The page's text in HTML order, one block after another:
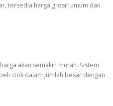
tersedia harga grosir umum dan
akan semakin murah. Sistem
stok dalam jumlah besar dengan